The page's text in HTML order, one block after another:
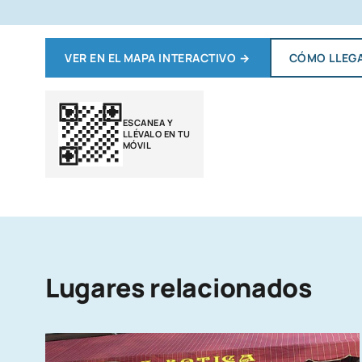
VER EN EL MAPA INTERACTIVO → CÓMO
ESCANEA Y
LLÉVALO EN TU
MÓVIL
Lugares relacionados